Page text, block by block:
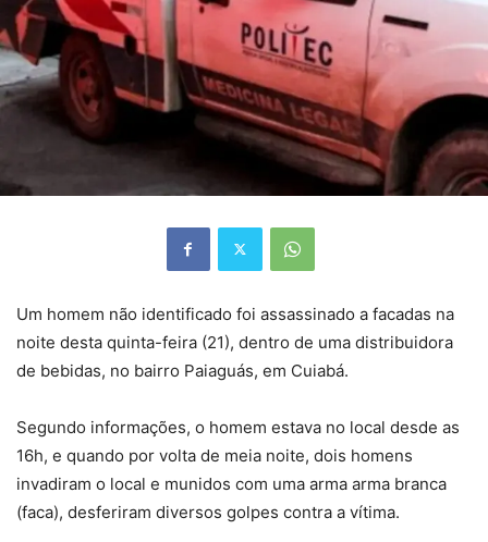
Um homem não identificado foi assassinado a facadas na
noite desta quinta-feira (21), dentro de uma distribuidora
de bebidas, no bairro Paiaguás, em Cuiabá.
Segundo informações, o homem estava no local desde as
16h, e quando por volta de meia noite, dois homens
invadiram o local e munidos com uma arma arma branca
(faca), desferiram diversos golpes contra a vítima.